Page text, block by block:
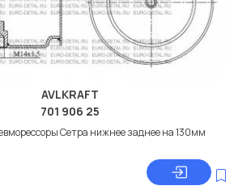
AVLKRAFT
701 906 25
Сетра нижнее заднее на 130мм